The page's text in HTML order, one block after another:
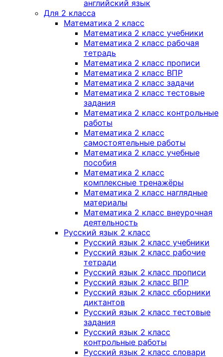
английский язык
Для 2 класса
Математика 2 класс
Математика 2 класс учебники
Математика 2 класс рабочая
тетрадь
Математика 2 класс прописи
Математика 2 класс ВПР
Математика 2 класс задачи
Математика 2 класс тестовые
задания
Математика 2 класс контрольные
работы
Математика 2 класс
самостоятельные работы
Математика 2 класс учебные
пособия
Математика 2 класс
комплексные тренажёры
Математика 2 класс наглядные
материалы
Математика 2 класс внеурочная
деятельность
Русский язык 2 класс
Русский язык 2 класс учебники
Русский язык 2 класс рабочие
тетради
Русский язык 2 класс прописи
Русский язык 2 класс ВПР
Русский язык 2 класс сборники
диктантов
Русский язык 2 класс тестовые
задания
Русский язык 2 класс
контрольные работы
Русский язык 2 класс словари